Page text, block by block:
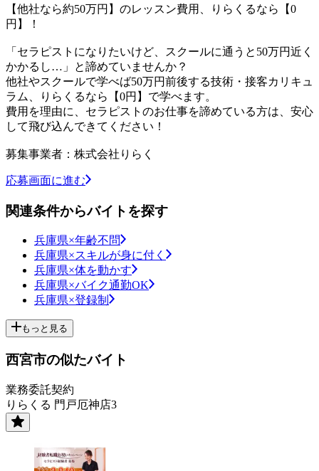
【他社なら約50万円】のレッスン費用、りらくるなら【0
円】！
「セラピストになりたいけど、スクールに通うと50万円近く
かかるし…」と諦めていませんか？
他社やスクールで学べば50万円前後する技術・接客カリキュ
ラム、りらくるなら【0円】で学べます。
費用を理由に、セラピストのお仕事を諦めている方は、安心
して飛び込んできてください！
募集事業者：株式会社りらく
応募画面に進む
関連条件からバイトを探す
兵庫県×年齢不問
兵庫県×スキルが身に付く
兵庫県×体を動かす
兵庫県×バイク通勤OK
兵庫県×登録制
もっと見る
西宮市の似たバイト
業務委託契約
りらくる 門戸厄神店3